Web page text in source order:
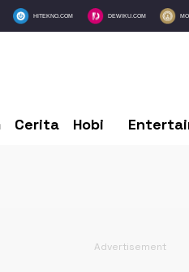
HITEKNO.COM DEWIKU.COM
Cerita Hobi